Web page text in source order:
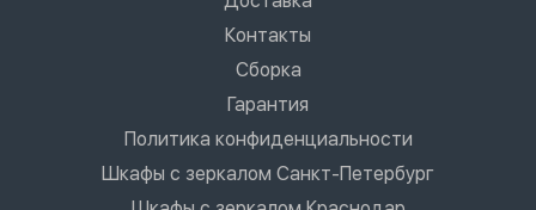
Контакты
Сборка
Гарантия
Политика конфиденциальности
Шкафы с зеркалом Санкт-Петербург